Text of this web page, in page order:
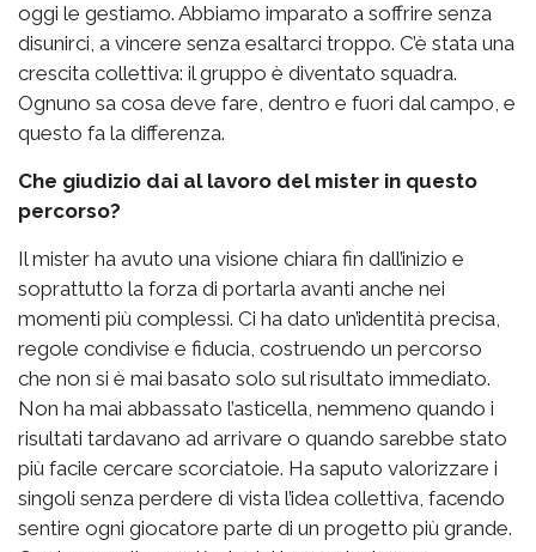
oggi le gestiamo. Abbiamo imparato a soffrire senza
disunirci, a vincere senza esaltarci troppo. C’è stata una
crescita collettiva: il gruppo è diventato squadra.
Ognuno sa cosa deve fare, dentro e fuori dal campo, e
questo fa la differenza.
Che giudizio dai al lavoro del mister in questo
percorso?
Il mister ha avuto una visione chiara fin dall’inizio e
soprattutto la forza di portarla avanti anche nei
momenti più complessi. Ci ha dato un’identità precisa,
regole condivise e fiducia, costruendo un percorso
che non si è mai basato solo sul risultato immediato.
Non ha mai abbassato l’asticella, nemmeno quando i
risultati tardavano ad arrivare o quando sarebbe stato
più facile cercare scorciatoie. Ha saputo valorizzare i
singoli senza perdere di vista l’idea collettiva, facendo
sentire ogni giocatore parte di un progetto più grande.